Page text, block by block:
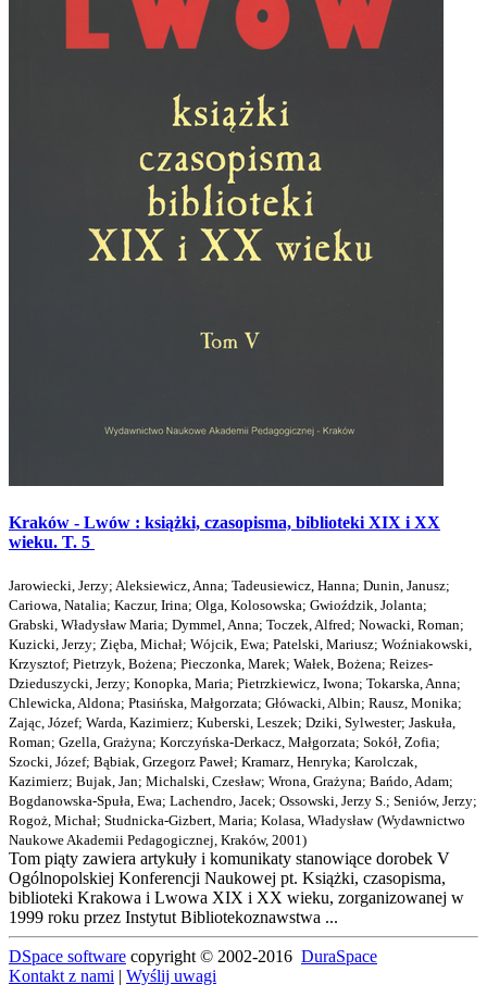
Kraków - Lwów : książki, czasopisma, biblioteki XIX i XX
wieku. T. 5
Jarowiecki, Jerzy; Aleksiewicz, Anna; Tadeusiewicz, Hanna; Dunin, Janusz;
Cariowa, Natalia; Kaczur, Irina; Olga, Kolosowska; Gwioździk, Jolanta;
Grabski, Władysław Maria; Dymmel, Anna; Toczek, Alfred; Nowacki, Roman;
Kuzicki, Jerzy; Zięba, Michał; Wójcik, Ewa; Patelski, Mariusz; Woźniakowski,
Krzysztof; Pietrzyk, Bożena; Pieczonka, Marek; Wałek, Bożena; Reizes-
Dzieduszycki, Jerzy; Konopka, Maria; Pietrzkiewicz, Iwona; Tokarska, Anna;
Chlewicka, Aldona; Ptasińska, Małgorzata; Główacki, Albin; Rausz, Monika;
Zając, Józef; Warda, Kazimierz; Kuberski, Leszek; Dziki, Sylwester; Jaskuła,
Roman; Gzella, Grażyna; Korczyńska-Derkacz, Małgorzata; Sokół, Zofia;
Szocki, Józef; Bąbiak, Grzegorz Paweł; Kramarz, Henryka; Karolczak,
Kazimierz; Bujak, Jan; Michalski, Czesław; Wrona, Grażyna; Bańdo, Adam;
Bogdanowska-Spuła, Ewa; Lachendro, Jacek; Ossowski, Jerzy S.; Seniów, Jerzy;
Rogoż, Michał; Studnicka-Gizbert, Maria; Kolasa, Władysław (Wydawnictwo
Naukowe Akademii Pedagogicznej, Kraków, 2001)
Tom piąty zawiera artykuły i komunikaty stanowiące dorobek V
Ogólnopolskiej Konferencji Naukowej pt. Książki, czasopisma,
biblioteki Krakowa i Lwowa XIX i XX wieku, zorganizowanej w
1999 roku przez Instytut Bibliotekoznawstwa ...
DSpace software copyright © 2002-2016 DuraSpace
Kontakt z nami | Wyślij uwagi